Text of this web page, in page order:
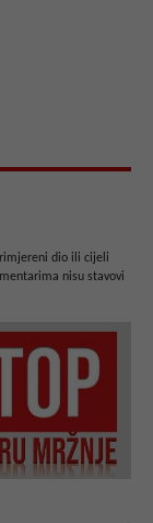
dio ili cijeli
nisu stavovi